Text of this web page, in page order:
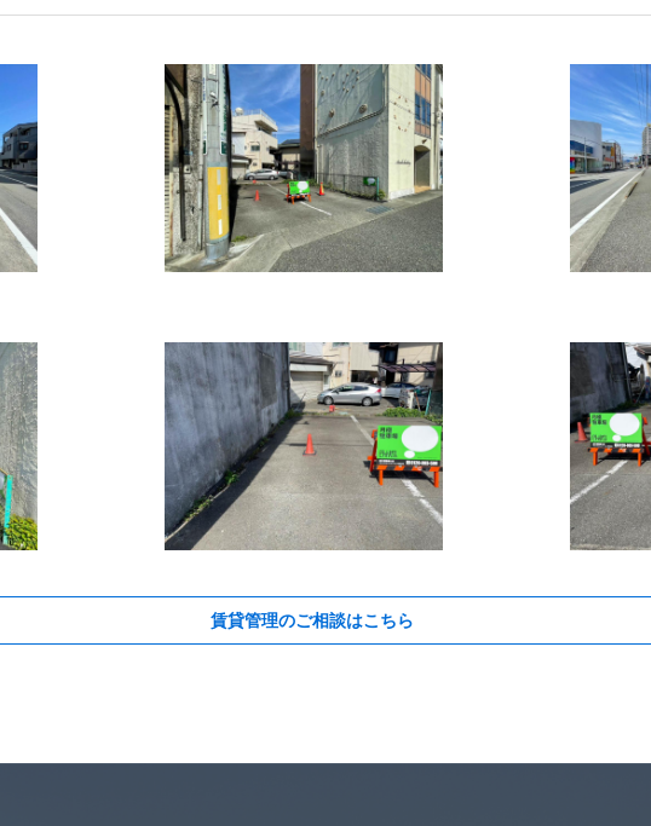
賃貸管理のご相談はこちら